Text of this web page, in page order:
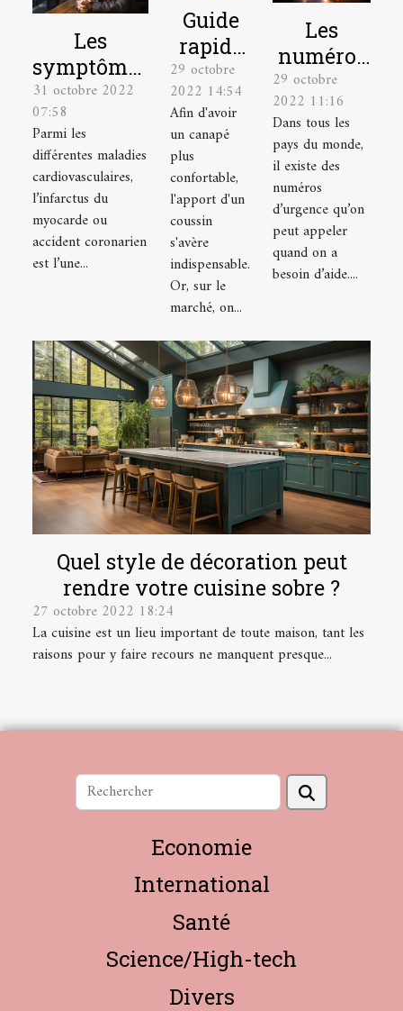
Les
symptômes
d’un
infarctus
du
myocarde
et la
réaction
d'urgence à
avoir
31 octobre 2022
07:58
Parmi les
différentes maladies
cardiovasculaires,
l’infarctus du
myocarde ou
accident coronarien
est l’une...
Guide
rapide
pour
choisir
un
coussin
tropical
29 octobre
2022 14:54
Afin d'avoir
un canapé
plus
confortable,
l'apport d'un
coussin
s'avère
indispensable.
Or, sur le
marché, on...
Les
numéros
à appeler
en
situation
d’urgence
à Lyon
29 octobre
2022 11:16
Dans tous les
pays du monde,
il existe des
numéros
d’urgence qu’on
peut appeler
quand on a
besoin d’aide....
Quel style de décoration peut
rendre votre cuisine sobre ?
27 octobre 2022 18:24
La cuisine est un lieu important de toute maison, tant les
raisons pour y faire recours ne manquent presque...
Economie
International
Santé
Science/High-tech
Divers